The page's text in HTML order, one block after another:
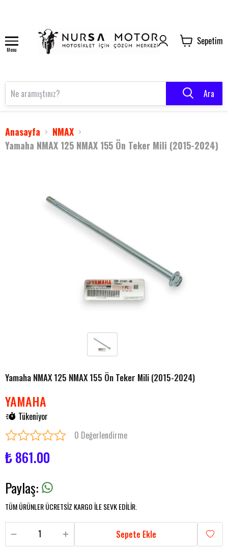
Menu
Sepetim
Ara
Anasayfa
NMAX
Yamaha NMAX 125 NMAX 155 Ön Teker Mili (2015-2024)
Yamaha NMAX 125 NMAX 155 Ön Teker Mili (2015-2024)
YAMAHA
Tükeniyor
0 Değerlendirme
₺ 861.00
Paylaş:
TÜM ÜRÜNLER ÜCRETSİZ KARGO İLE SEVK EDİLİR.
Sepete Ekle